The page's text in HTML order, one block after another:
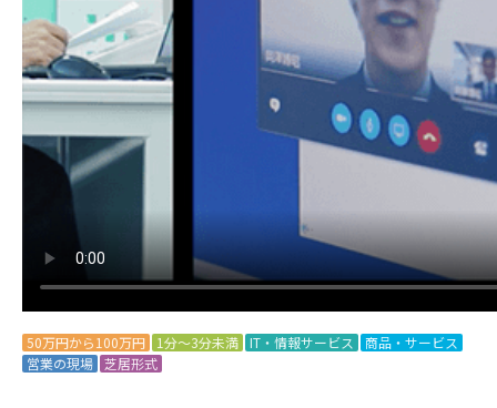
50万円から100万円 1分～3分未満 IT・情報サービス
商品・サービス
営業の現場 芝居形式